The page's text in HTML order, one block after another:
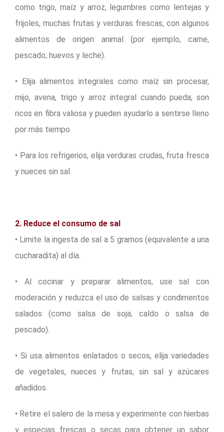
como trigo, maíz y arroz, legumbres como lentejas y
frijoles, muchas frutas y verduras frescas, con algunos
alimentos de origen animal (por ejemplo, carne,
pescado, huevos y leche).
• Elija alimentos integrales como maíz sin procesar,
mijo, avena, trigo y arroz integral cuando pueda; son
ricos en fibra valiosa y pueden ayudarlo a sentirse lleno
por más tiempo.
• Para los refrigerios, elija verduras crudas, fruta fresca
y nueces sin sal.
2. Reduce el consumo de sal
• Limite la ingesta de sal a 5 gramos (equivalente a una
cucharadita) al día.
• Al cocinar y preparar alimentos, use sal con
moderación y reduzca el uso de salsas y condimentos
salados (como salsa de soja, caldo o salsa de
pescado).
• Si usa alimentos enlatados o secos, elija variedades
de vegetales, nueces y frutas, sin sal y azúcares
añadidos.
• Retire el salero de la mesa y experimente con hierbas
y especias frescas o secas para obtener un sabor